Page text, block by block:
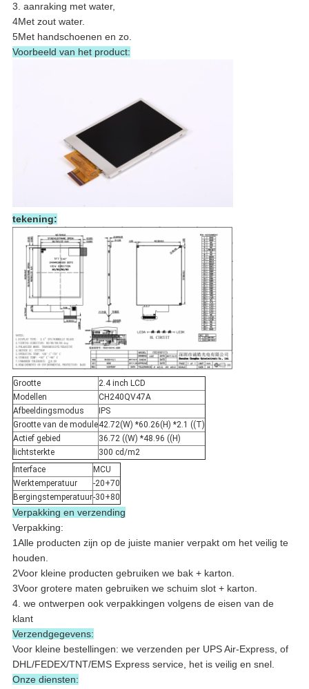
3. aanraking met water,
4Met zout water.
5Met handschoenen en zo.
Voorbeeld van het product:
tekening:
Grootte
2.4 inch LCD
Modellen
CH240QV47A
Afbeeldingsmodus
IPS
Grootte van de module42.72(W) *60.26(H) *2.1 ((T)
Actief gebied
36.72 ((W) *48.96 ((H)
lichtsterkte
300 cd/m2
Interface
MCU
Werktemperatuur
-20+70
Bergingstemperatuur-30+80
Verpakking en verzending
Verpakking:
1Alle producten zijn op de juiste manier verpakt om het veilig te
houden.
2Voor kleine producten gebruiken we bak + karton.
3Voor grotere maten gebruiken we schuim slot + karton.
4. we ontwerpen ook verpakkingen volgens de eisen van de
klant
Verzendgegevens:
Voor kleine bestellingen: we verzenden per UPS Air-Express, of
DHL/FEDEX/TNT/EMS Express service, het is veilig en snel.
Onze diensten: